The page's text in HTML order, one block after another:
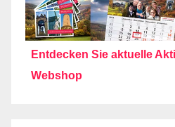
Entdecken Sie aktuelle
Webshop